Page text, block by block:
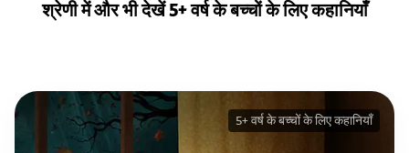
श्रेणी में और भी देखें 5+ वर्ष के बच्चों के लिए कहानियाँ
5+ वर्ष के बच्चों के लिए कहानियाँ